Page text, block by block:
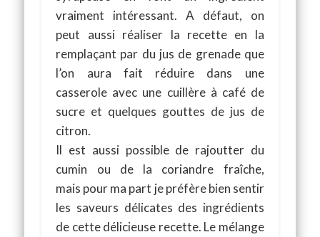
vraiment intéressant. A défaut, on
peut aussi réaliser la recette en la
remplaçant par du jus de grenade que
l’on aura fait réduire dans une
casserole avec une cuillère à café de
sucre et quelques gouttes de jus de
citron.
Il est aussi possible de rajoutter du
cumin ou de la coriandre fraîche,
mais pour ma part je préfère bien sentir
les saveurs délicates des ingrédients
de cette délicieuse recette. Le mélange